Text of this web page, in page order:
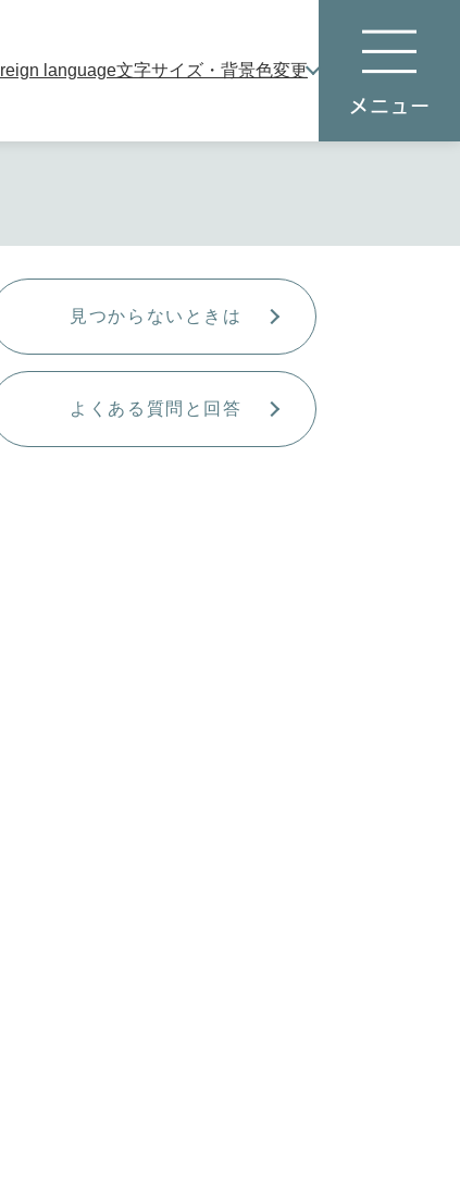
language文字サイズ・背景色変更
見つからないときは
よくある質問と回答